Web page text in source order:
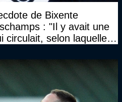
de Bixente
: "Il y avait une
circulait, selon laquelle il